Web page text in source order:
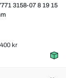
3158-07 8 19 15
kr